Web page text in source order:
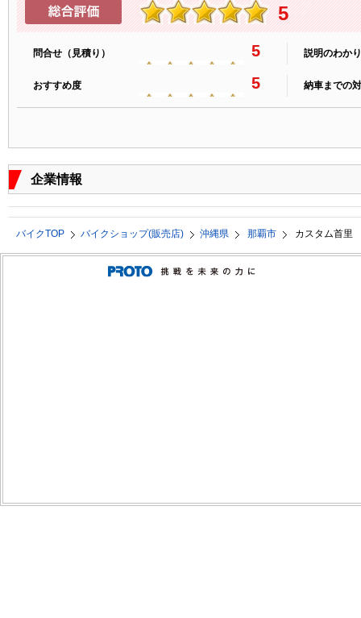
5
問合せ（見積り） 5 説明のわか
おすすめ度 5 納車までの
企業情報
バイクTOP バイクショップ(販売店) 沖縄県 那覇市 カスタム首里